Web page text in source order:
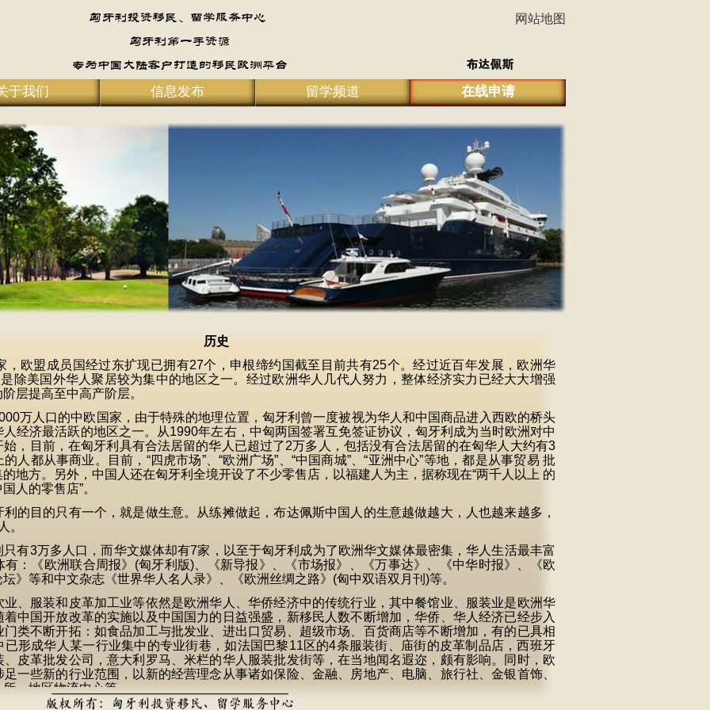
网站地图
于我们 信息发布 留学频道 在线申请
历史
盟成员国经过东扩现已拥有27个，申根缔约国截至目前共有25个。经过近百年发展，欧洲华
除美国外华人聚居较为集中的地区之一。经过欧洲华人几代人努力，整体经济实力已经大大增强
层提高至中高产阶层。
人口的中欧国家，由于特殊的地理位置，匈牙利曾一度被视为华人和中国商品进入西欧的桥头
经济最活跃的地区之一。从1990年左右，中匈两国签署互免签证协议，匈牙利成为当时欧洲对中
，目前，在匈牙利具有合法居留的华人已超过了2万多人，包括没有合法居留的在匈华人大约有3
人都从事商业。目前，“四虎市场”、“欧洲广场”、“中国商城”、“亚洲中心”等地，都是从事贸易 批
地方。另外，中国人还在匈牙利全境开设了不少零售店，以福建人为主，据称现在“两千人以上 的
人的零售店”。
目的只有一个，就是做生意。从练摊做起，布达佩斯中国人的生意越做越大，人也越来越多，
。
3万多人口，而华文媒体却有7家，以至于匈牙利成为了欧洲华文媒体最密集，华人生活最丰富
有：《欧洲联合周报》(匈牙利版)、《新导报》、《市场报》、《万事达》、《中华时报》、《欧
》等和中文杂志《世界华人名人录》、《欧洲丝绸之路》(匈中双语双月刊)等。
服装和皮革加工业等依然是欧洲华人、华侨经济中的传统行业，其中餐馆业、服装业是欧洲华
中国开放改革的实施以及中国国力的日益强盛，新移民人数不断增加，华侨、华人经济已经步入
类不断开拓：如食品加工与批发业、进出口贸易、超级市场、百货商店等不断增加，有的已具相
已形成华人某一行业集中的专业街巷，如法国巴黎11区的4条服装街、庙街的皮革制品店，西班牙
皮革批发公司，意大利罗马、米栏的华人服装批发街等，在当地闻名遐迩，颇有影响。同时，欧
一些新的行业范围，以新的经营理念从事诸如保险、金融、房地产、电脑、旅行社、金银首饰、
、地区物流中心等。